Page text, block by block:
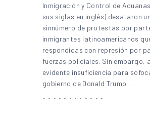
Inmigración y Control de
sus siglas en inglés) desataron un
sinnúmero de protestas por
inmigrantes latinoamericanos
respondidas con represión por
fuerzas policiales. Sin embargo,
evidente insuficiencia para
gobierno de Donald Trump…